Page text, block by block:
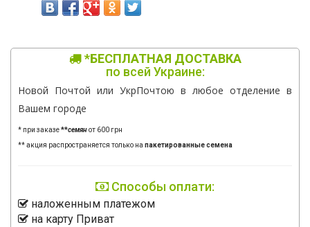
*БЕСПЛАТНАЯ ДОСТАВКА
по всей Украине:
Новой Почтой или УкрПочтою в любое отделение в
Вашем городе
* при заказе**семянот 600 грн
** акция распространяется только на пакетированные семена
Способы оплати:
наложенным платежом
на карту Приват